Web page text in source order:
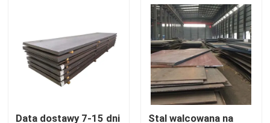
Dom
Data dostawy 7-15 dni
Stal walcowana na